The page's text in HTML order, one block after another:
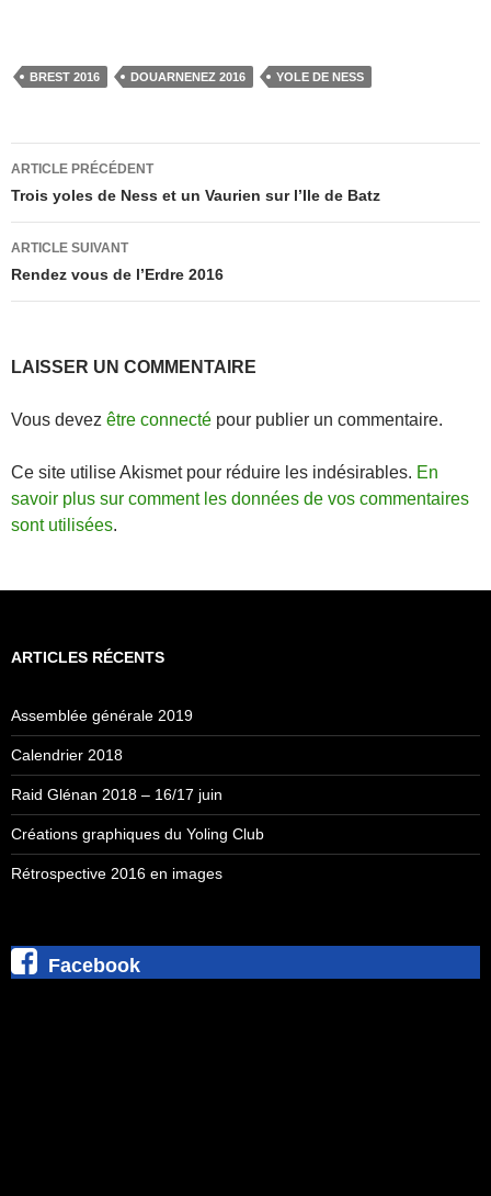
BREST 2016 DOUARNENEZ 2016 YOLE DE NESS
Navigation
des
articles
ARTICLE PRÉCÉDENT
Trois yoles de Ness et un Vaurien sur l’Ile de Batz
ARTICLE SUIVANT
Rendez vous de l’Erdre 2016
LAISSER UN COMMENTAIRE
Vous devez être connecté pour publier un commentaire.
Ce site utilise Akismet pour réduire les indésirables. En
savoir plus sur comment les données de vos commentaires
sont utilisées.
ARTICLES RÉCENTS
Assemblée générale 2019
Calendrier 2018
Raid Glénan 2018 – 16/17 juin
Créations graphiques du Yoling Club
Rétrospective 2016 en images
Facebook